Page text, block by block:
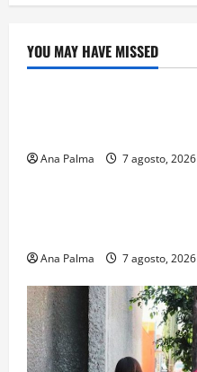
YOU MAY HAVE MISSED
Crítica de Cine
Ana Palma 7 agosto, 2026
Educación
Ana Palma 7 agosto, 2026